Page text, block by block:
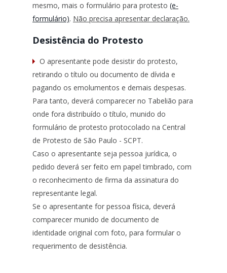
mesmo, mais o formulário para protesto (e-
formulário). Não precisa apresentar declaração.
Desistência do Protesto
O apresentante pode desistir do protesto,
retirando o título ou documento de dívida e
pagando os emolumentos e demais despesas.
Para tanto, deverá comparecer no Tabelião para
onde fora distribuído o título, munido do
formulário de protesto protocolado na Central
de Protesto de São Paulo - SCPT.
Caso o apresentante seja pessoa jurídica, o
pedido deverá ser feito em papel timbrado, com
o reconhecimento de firma da assinatura do
representante legal.
Se o apresentante for pessoa física, deverá
comparecer munido de documento de
identidade original com foto, para formular o
requerimento de desistência.